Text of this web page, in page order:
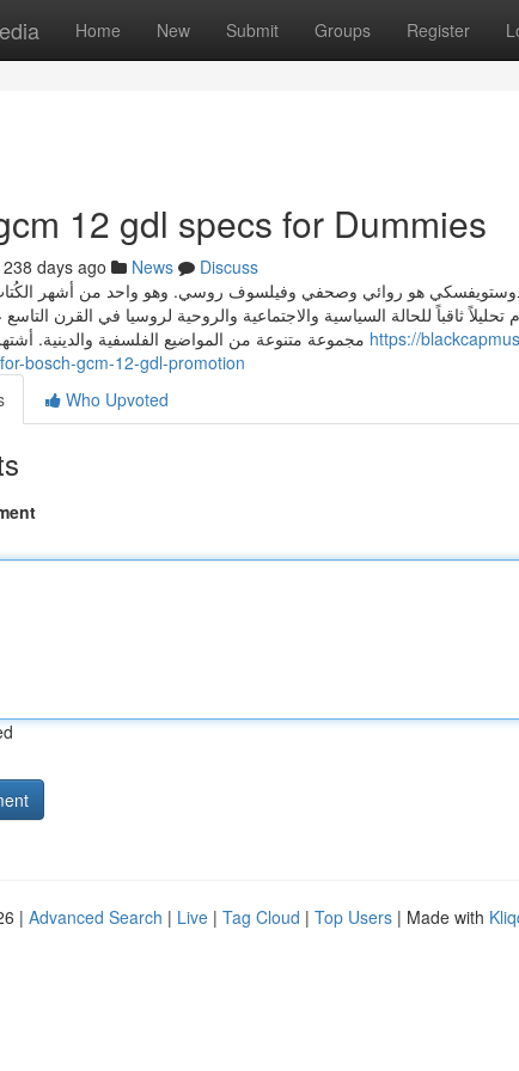
Home New Submit Groups Register
12 gdl specs for Dummies
238 days ago News
Discuss
دوستويفسكي هو روائي وصحفي وفيلسوف روسي. وهو واحد من أشهر
ثاقباً للحالة السياسية والاجتماعية والروحية لروسيا في القرن
https://
bosch-gcm-12-gdl-promotion
Who Upvoted
| Advanced Search | Live | Tag Cloud | Top Users | Made with